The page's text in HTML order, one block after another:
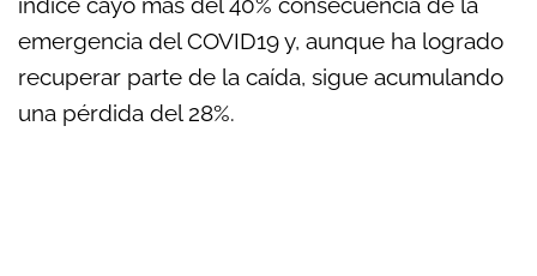
índice cayó más del 40% consecuencia de la
emergencia del COVID19 y, aunque ha logrado
recuperar parte de la caída, sigue acumulando
una pérdida del 28%.